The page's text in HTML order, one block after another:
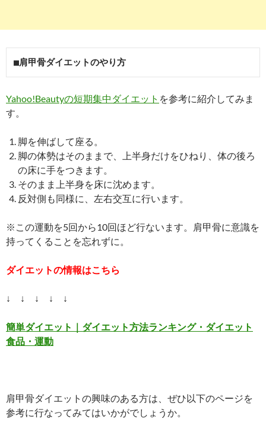
■肩甲骨ダイエットのやり方
Yahoo!Beautyの短期集中ダイエット を参考に紹介してみま
す。
脚を伸ばして座る。
脚の体勢はそのままで、上半身だけをひねり、体の後ろ
の床に手をつきます。
そのまま上半身を床に沈めます。
反対側も同様に、左右交互に行います。
※この運動を5回から10回ほど行ないます。肩甲骨に意識を
持ってくることを忘れずに。
ダイエットの情報はこちら
↓ ↓ ↓ ↓ ↓
簡単ダイエット｜ダイエット方法ランキング・ダイエット
食品・運動
肩甲骨ダイエットの興味のある方は、ぜひ以下のページを
参考に行なってみてはいかがでしょうか。